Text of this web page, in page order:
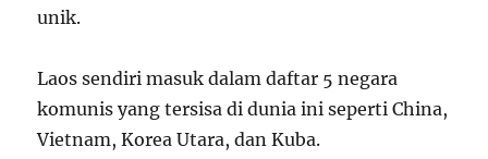
unik.
Laos sendiri masuk dalam daftar 5 negara
komunis yang tersisa di dunia ini seperti China,
Vietnam, Korea Utara, dan Kuba.